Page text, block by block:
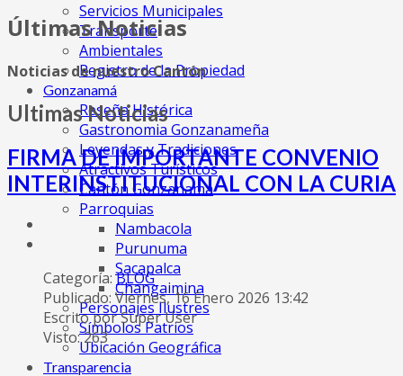
Servicios Municipales
Transporte
Ambientales
Registro de la Propiedad
Gonzanamá
Reseña Histórica
Gastronomia Gonzanameña
Leyendas y Tradiciones
Atractivos Turísticos
Cantón Gonzanamá
Parroquias
Nambacola
Purunuma
Sacapalca
Changaimina
Personajes Ilustres
Símbolos Patrios
Ubicación Geográfica
Transparencia
Últimas Noticias
Noticias de nuestro Cantón
Ultimas Noticias
FIRMA DE IMPORTANTE CONVENIO
INTERINSTITUCIONAL CON LA CURIA
Categoría:BLOG
Publicado: Viernes, 16 Enero 2026 13:42
Escrito por Super User
Visto: 263